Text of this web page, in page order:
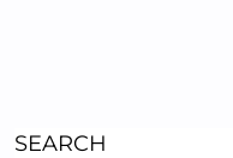
SEARCH